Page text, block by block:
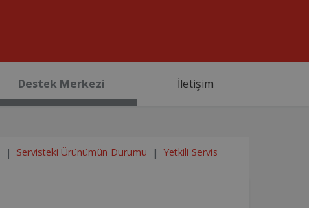
Destek Merkezi İletişim
Servisteki Ürünümün Durumu Yetkili Servis